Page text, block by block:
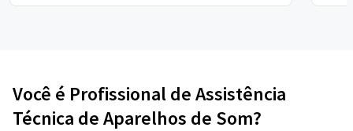
Você é Profissional de Assistência
Técnica de Aparelhos de Som?